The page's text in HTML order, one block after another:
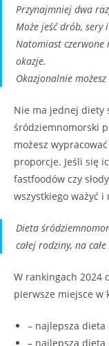
Przynajmniej dwa
Może jeść drób,
Natomiast czerwone
okazje.
Okazjonalnie
Nie ma jednej diety
śródziemnomorski
możesz
proporcje. Jeśli się
fastfoodów czy
wszystkiego ważyć
Dieta
całej rodziny, na całe
W rankingach 2024
pierwsze miejsce w
– najlepsza dieta
– najlepsza